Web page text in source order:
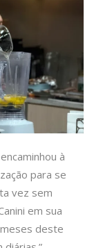
à
para se
vez sem
em sua
deste